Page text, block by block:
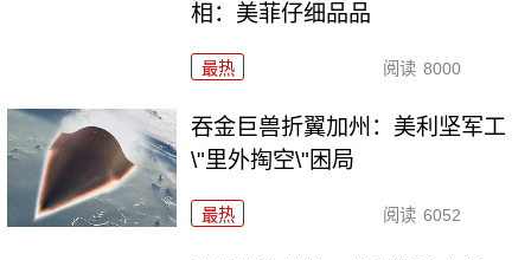
相：美菲仔细品品
最热 阅读 8000
吞金巨兽折翼加州：美利坚军工
\"里外掏空\"困局
最热 阅读 6052